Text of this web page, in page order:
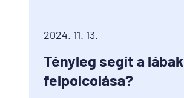
2024. 11. 13.
Tényleg segít a lábak
felpolcolása?